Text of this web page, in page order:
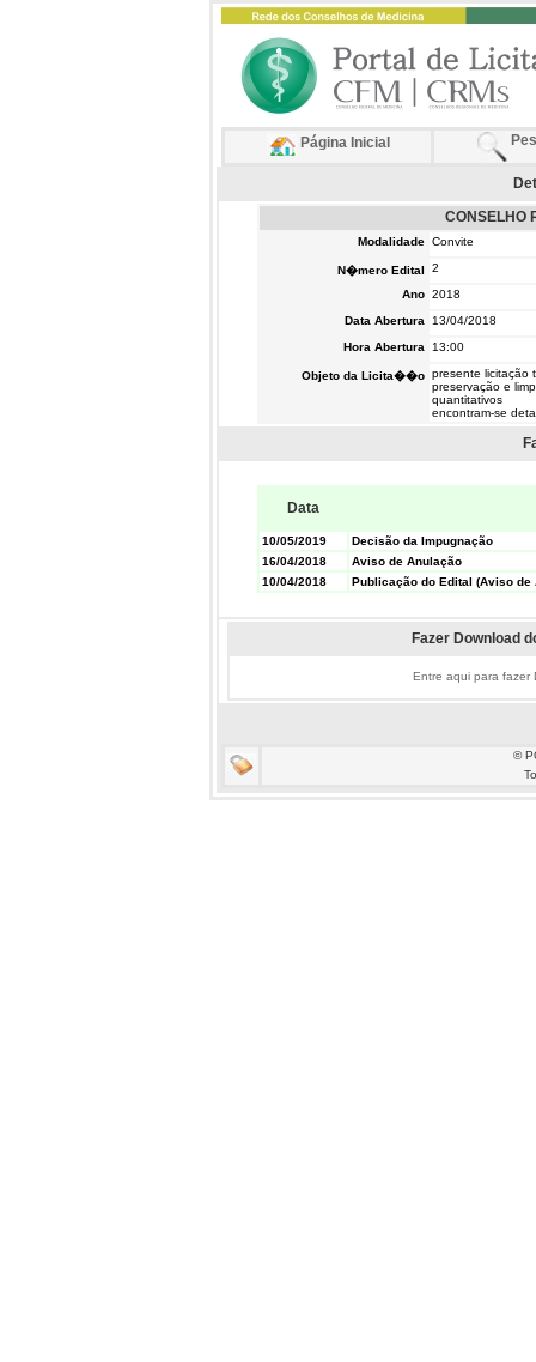
Página Inicial
CONSELHO
Modalidade Convite
N�mero Edital
2
Ano 2018
Data Abertura
13/04/2018
Hora Abertura
13:00
Objeto da Licita��o presente licitação
preservação e
quantitativos
encontram-se
Data
10/05/2019
Decisão da Impugnação
16/04/2018
Aviso de Anulação
10/04/2018
Publicação do Edital (Aviso de
Fazer Download
Entre aqui para fazer
©